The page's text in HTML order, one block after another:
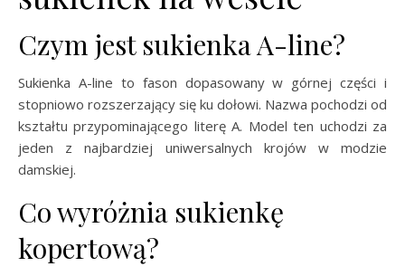
Czym jest sukienka A-line?
Sukienka A-line to fason dopasowany w górnej części i
stopniowo rozszerzający się ku dołowi. Nazwa pochodzi od
kształtu przypominającego literę A. Model ten uchodzi za
jeden z najbardziej uniwersalnych krojów w modzie
damskiej.
Co wyróżnia sukienkę
kopertową?